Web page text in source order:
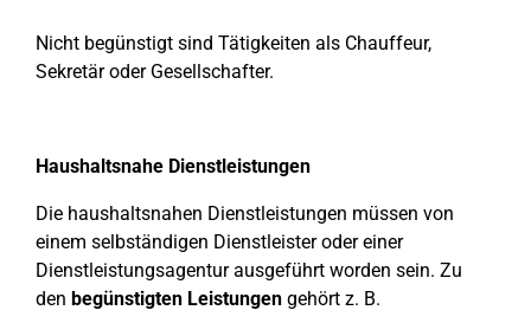
Nicht begünstigt sind Tätigkeiten als Chauffeur,
Sekretär oder Gesellschafter.
Haushaltsnahe Dienstleistungen
Die haushaltsnahen Dienstleistungen müssen von
einem selbständigen Dienstleister oder einer
Dienstleistungsagentur ausgeführt worden sein. Zu
den begünstigten Leistungen gehört z. B.